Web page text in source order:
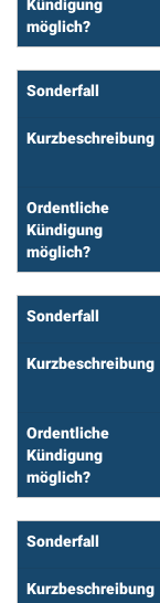
Kündigung
möglich?
Sonderfall
Kurzbeschreibung
Ordentliche
Kündigung
möglich?
Sonderfall
Kurzbeschreibung
Ordentliche
Kündigung
möglich?
Sonderfall
Kurzbeschreibung